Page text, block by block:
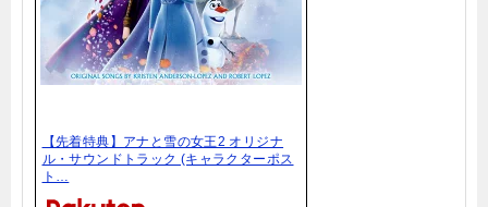
【先着特典】アナと雪の女王2 オリジナ
ル・サウンドトラック (キャラクターポス
ト…